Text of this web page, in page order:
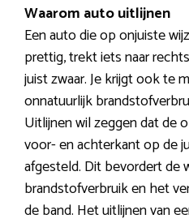
Waarom auto uitlijnen
Een auto die op onjuiste
prettig, trekt iets naar
juist zwaar. Je krijgt ook te
onnatuurlijk
Uitlijnen wil zeggen dat de
voor- en achterkant op de
afgesteld. Dit bevordert de
brandstofverbruik en het
de band. Het uitlijnen van